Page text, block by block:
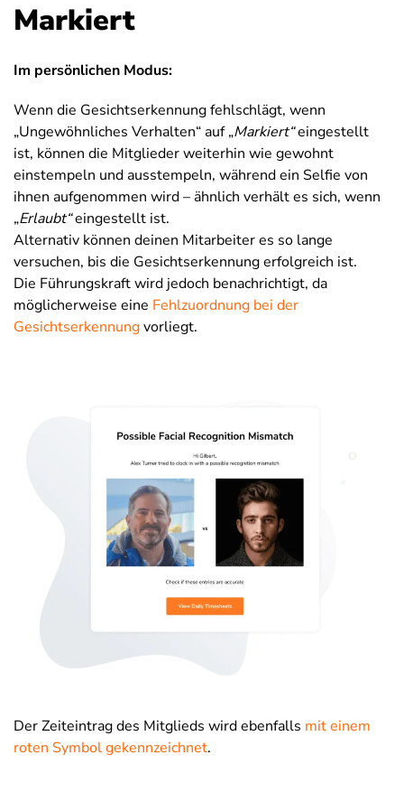
Markiert
Im persönlichen Modus:
Wenn die Gesichtserkennung fehlschlägt, wenn
„Ungewöhnliches Verhalten“ auf „Markiert“eingestellt
ist, können die Mitglieder weiterhin wie gewohnt
einstempeln und ausstempeln, während ein Selfie von
ihnen aufgenommen wird – ähnlich verhält es sich, wenn
„Erlaubt“eingestellt ist.
Alternativ können deinen Mitarbeiter es so lange
versuchen, bis die Gesichtserkennung erfolgreich ist.
Die Führungskraft wird jedoch benachrichtigt, da
möglicherweise eine Fehlzuordnung bei der
Gesichtserkennungvorliegt.
Der Zeiteintrag des Mitglieds wird ebenfalls mit einem
roten Symbol gekennzeichnet.